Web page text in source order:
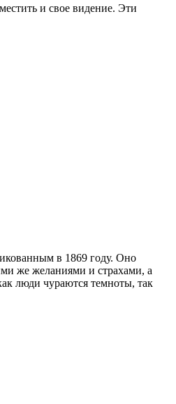
и свое видение. Эти
в 1869 году. Оно
же желаниями и страхами, а
люди чураются темноты, так